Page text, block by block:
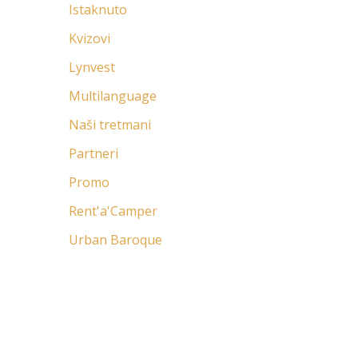
Istaknuto
Kvizovi
Lynvest
Multilanguage
Naši tretmani
Partneri
Promo
Rent'a'Camper
Urban Baroque